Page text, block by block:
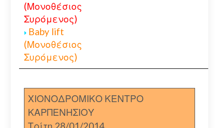
(Μονοθέσιος
Συρόμενος)
Baby lift
(Μονοθέσιος
Συρόμενος)
ΧΙΟΝΟΔΡΟΜΙΚΟ ΚΕΝΤΡΟ
ΚΑΡΠΕΝΗΣΙΟΥ
Τρίτη 28/01/2014